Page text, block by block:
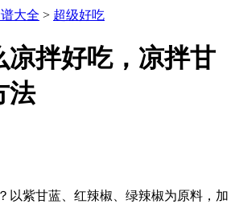
大全 > 超级好吃
凉拌好吃，凉拌甘
法
以紫甘蓝、红辣椒、绿辣椒为原料，加